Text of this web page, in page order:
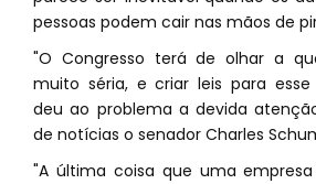
pessoas podem cair nas mãos de
"O Congresso terá de olhar a
muito séria, e criar leis para esse
deu ao problema a devida
de notícias o senador Charles
"A última coisa que uma